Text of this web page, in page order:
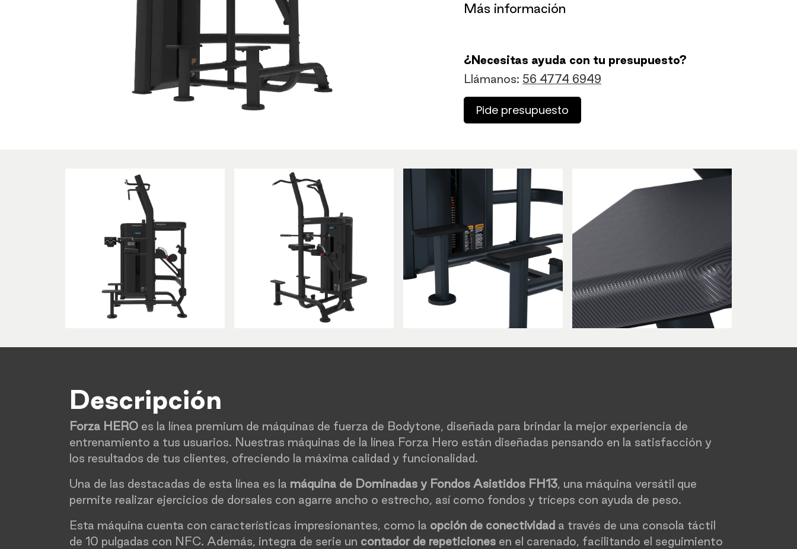
​Más información
¿Necesitas ayuda con tu presupuesto?
Llámanos: 56 4774 6949
Pide presupuesto
Descripción
Forza HERO es la línea premium de máquinas de fuerza de Bodytone, diseñada para brindar la mejor experiencia de
entrenamiento a tus usuarios. Nuestras máquinas de la línea Forza Hero están diseñadas pensando en la satisfacción y
los resultados de tus clientes, ofreciendo la máxima calidad y funcionalidad.
Una de las destacadas de esta línea es la máquina de Dominadas y Fondos Asistidos FH13, una máquina versátil que
permite realizar ejercicios de dorsales con agarre ancho o estrecho, así como fondos y tríceps con ayuda de peso.
Esta máquina cuenta con características impresionantes, como la opción de conectividad a través de una consola táctil
de 10 pulgadas con NFC. Además, integra de serie un contador de repeticiones en el carenado, facilitando el seguimiento